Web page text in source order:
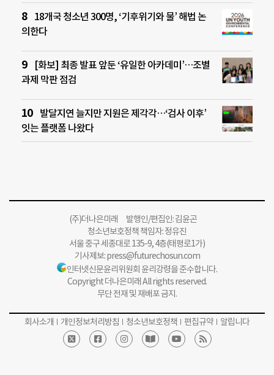
18개국 청소년 300명, ‘기후위기와 물’ 해법 논
의한다
[화보] 최종 발표 앞둔 ‘유일한 아카데미’…조별
과제 막판 점검
발달지연 늘지만 지원은 제각각…‘검사 이후’
잇는 플랫폼 나왔다
(주)더나은미래 발행인/편집인: 김윤곤
청소년보호정책 책임자: 정유진
서울 중구 세종대로 135-9, 4층(태평로1가)
기사제보:press@futurechosun.com
인터넷신문윤리위원회 윤리강령을 준수합니다.
Copyright 더나은미래 All rights reserved.
무단 전재 및 재배포 금지.
회사소개 개인정보처리방침 청소년보호정책 편집규약 알립니다